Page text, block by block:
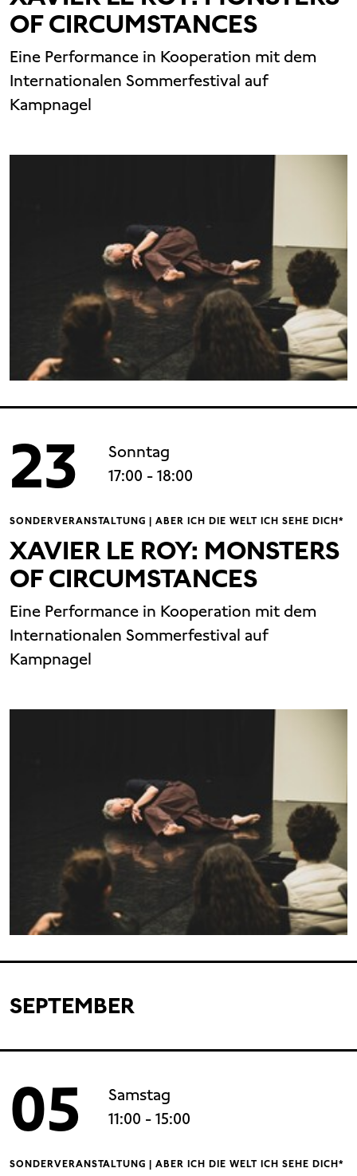
OF CIRCUMSTANCES
Eine Performance in Kooperation mit dem
Internationalen Sommerfestival auf
Kampnagel
23
Sonntag
17:00 - 18:00
SONDERVERANSTALTUNG | ABER ICH DIE WELT ICH SEHE DICH*
XAVIER LE ROY: MONSTERS
OF CIRCUMSTANCES
Eine Performance in Kooperation mit dem
Internationalen Sommerfestival auf
Kampnagel
SEPTEMBER
05
Samstag
11:00 - 15:00
SONDERVERANSTALTUNG | ABER ICH DIE WELT ICH SEHE DICH*